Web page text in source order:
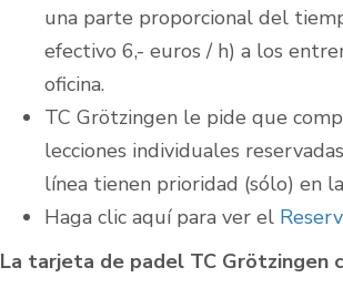
una parte proporcional del
efectivo 6,- euros / h) a los
oficina.
TC Grötzingen le pide que
lecciones individuales
línea tienen prioridad (sólo) en
Haga clic aquí para ver el
La tarjeta de padel TC Grötzingen